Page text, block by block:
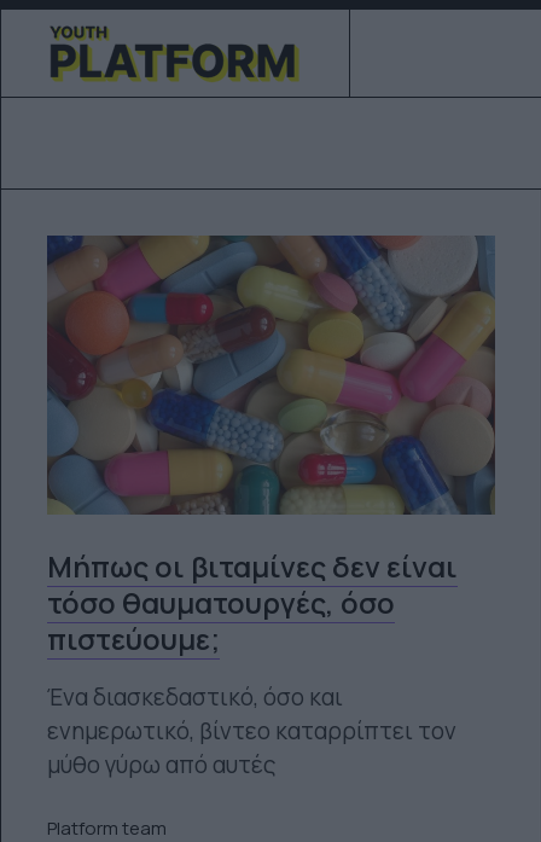
Μήπως οι βιταμίνες δεν είναι
τόσο θαυματουργές, όσο
πιστεύουμε;
Ένα διασκεδαστικό, όσο και
ενημερωτικό, βίντεο καταρρίπτει τον
μύθο γύρω από αυτές
Platform team